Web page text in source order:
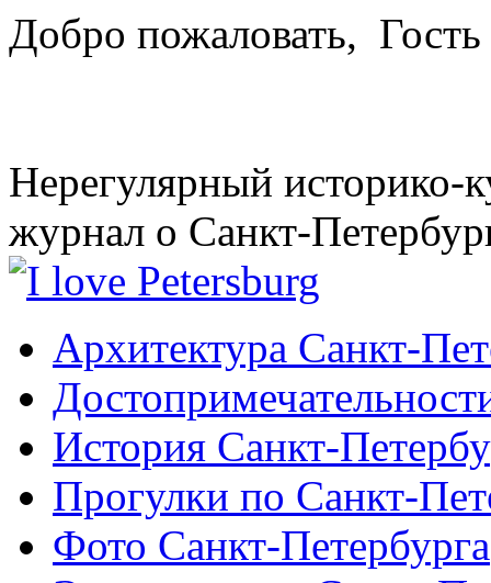
Добро пожаловать, Гость
Нерегулярный историко-
журнал о Санкт-
Архитектура Санкт-
История Санкт-
Прогулки по Санкт-
Фото Санкт-Петербурга